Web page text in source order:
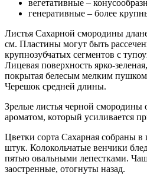
вегетативные –
генеративные – более
Листья Сахарной смородины
см. Пластины могут быть
крупнозубчатых сегментов с
Лицевая поверхность ярко-
покрытая белесым мелким
Черешок средней длины.
Зрелые листья черной
ароматом, который усиливается
Цветки сорта Сахарная собраны
штук. Колокольчатые венчики
пятью овальными лепестками.
заостренные, отогнуты назад.